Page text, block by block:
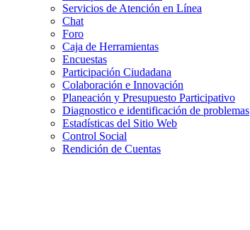
Servicios de Atención en Línea
Chat
Foro
Caja de Herramientas
Encuestas
Participación Ciudadana
Colaboración e Innovación
Planeación y Presupuesto Participativo
Diagnostico e identificación de problemas
Estadísticas del Sitio Web
Control Social
Rendición de Cuentas